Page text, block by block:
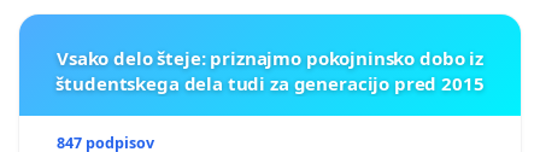
Vsako delo šteje: priznajmo pokojninsko dobo iz
študentskega dela tudi za generacijo pred 2015
847 podpisov